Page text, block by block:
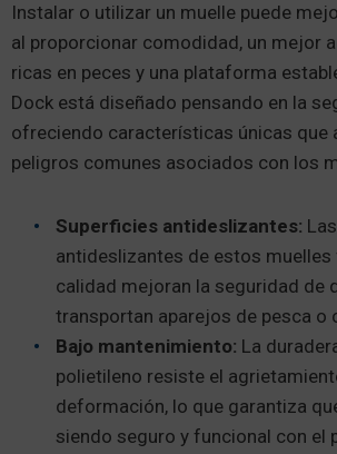
Instalar o utilizar un muelle puede
al proporcionar comodidad, un mejor
ricas en peces y una plataforma
Dock está diseñado pensando en la
ofreciendo características únicas que
peligros comunes asociados con los
Superficies antideslizantes:
antideslizantes de estos
calidad mejoran la seguridad de
transportan aparejos de pesca o
Bajo mantenimiento: La
polietileno resiste el
deformación, lo que garantiza
siendo seguro y funcional con el